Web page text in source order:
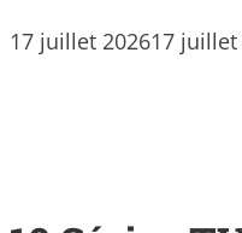
17 juillet 202617 juillet